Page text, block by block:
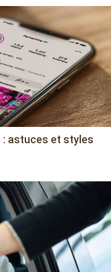
: astuces et styles